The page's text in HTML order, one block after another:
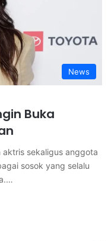
News
Buka
aktris sekaligus anggota
sosok yang selalu